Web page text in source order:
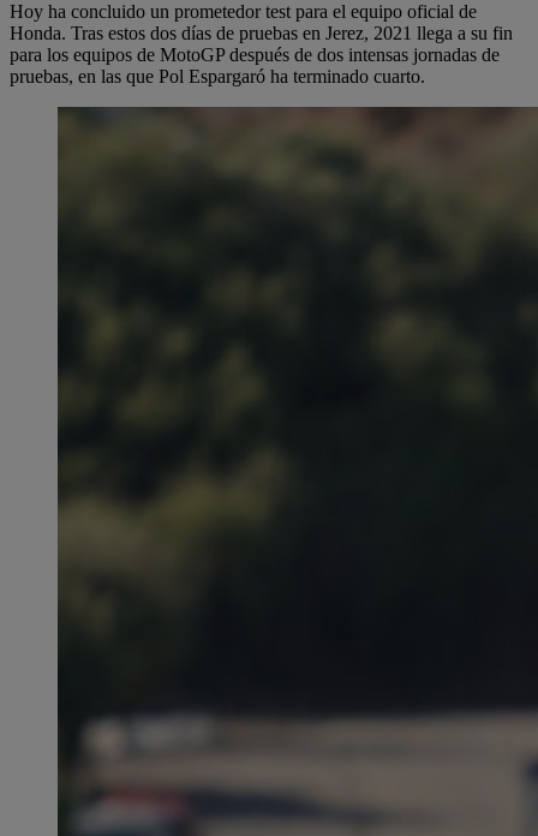
Hoy ha concluido un prometedor test para el equipo oficial de
Honda. Tras estos dos días de pruebas en Jerez, 2021 llega a su fin
para los equipos de MotoGP después de dos intensas jornadas de
pruebas, en las que Pol Espargaró ha terminado cuarto.